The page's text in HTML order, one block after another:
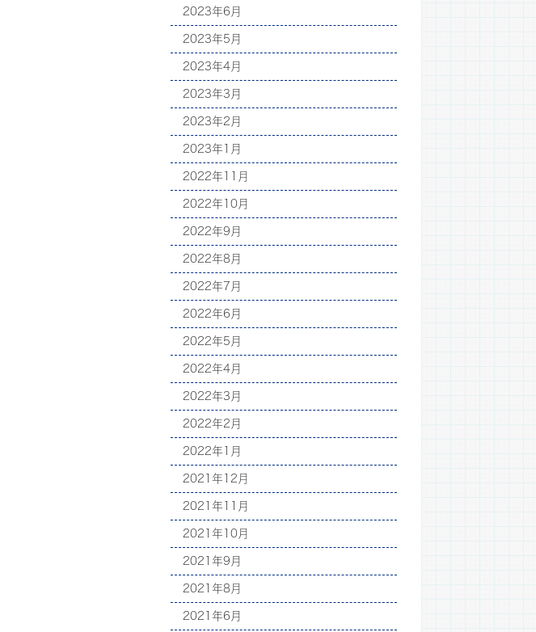
2023年6月
2023年5月
2023年4月
2023年3月
2023年2月
2023年1月
2022年11月
2022年10月
2022年9月
2022年8月
2022年7月
2022年6月
2022年5月
2022年4月
2022年3月
2022年2月
2022年1月
2021年12月
2021年11月
2021年10月
2021年9月
2021年8月
2021年6月